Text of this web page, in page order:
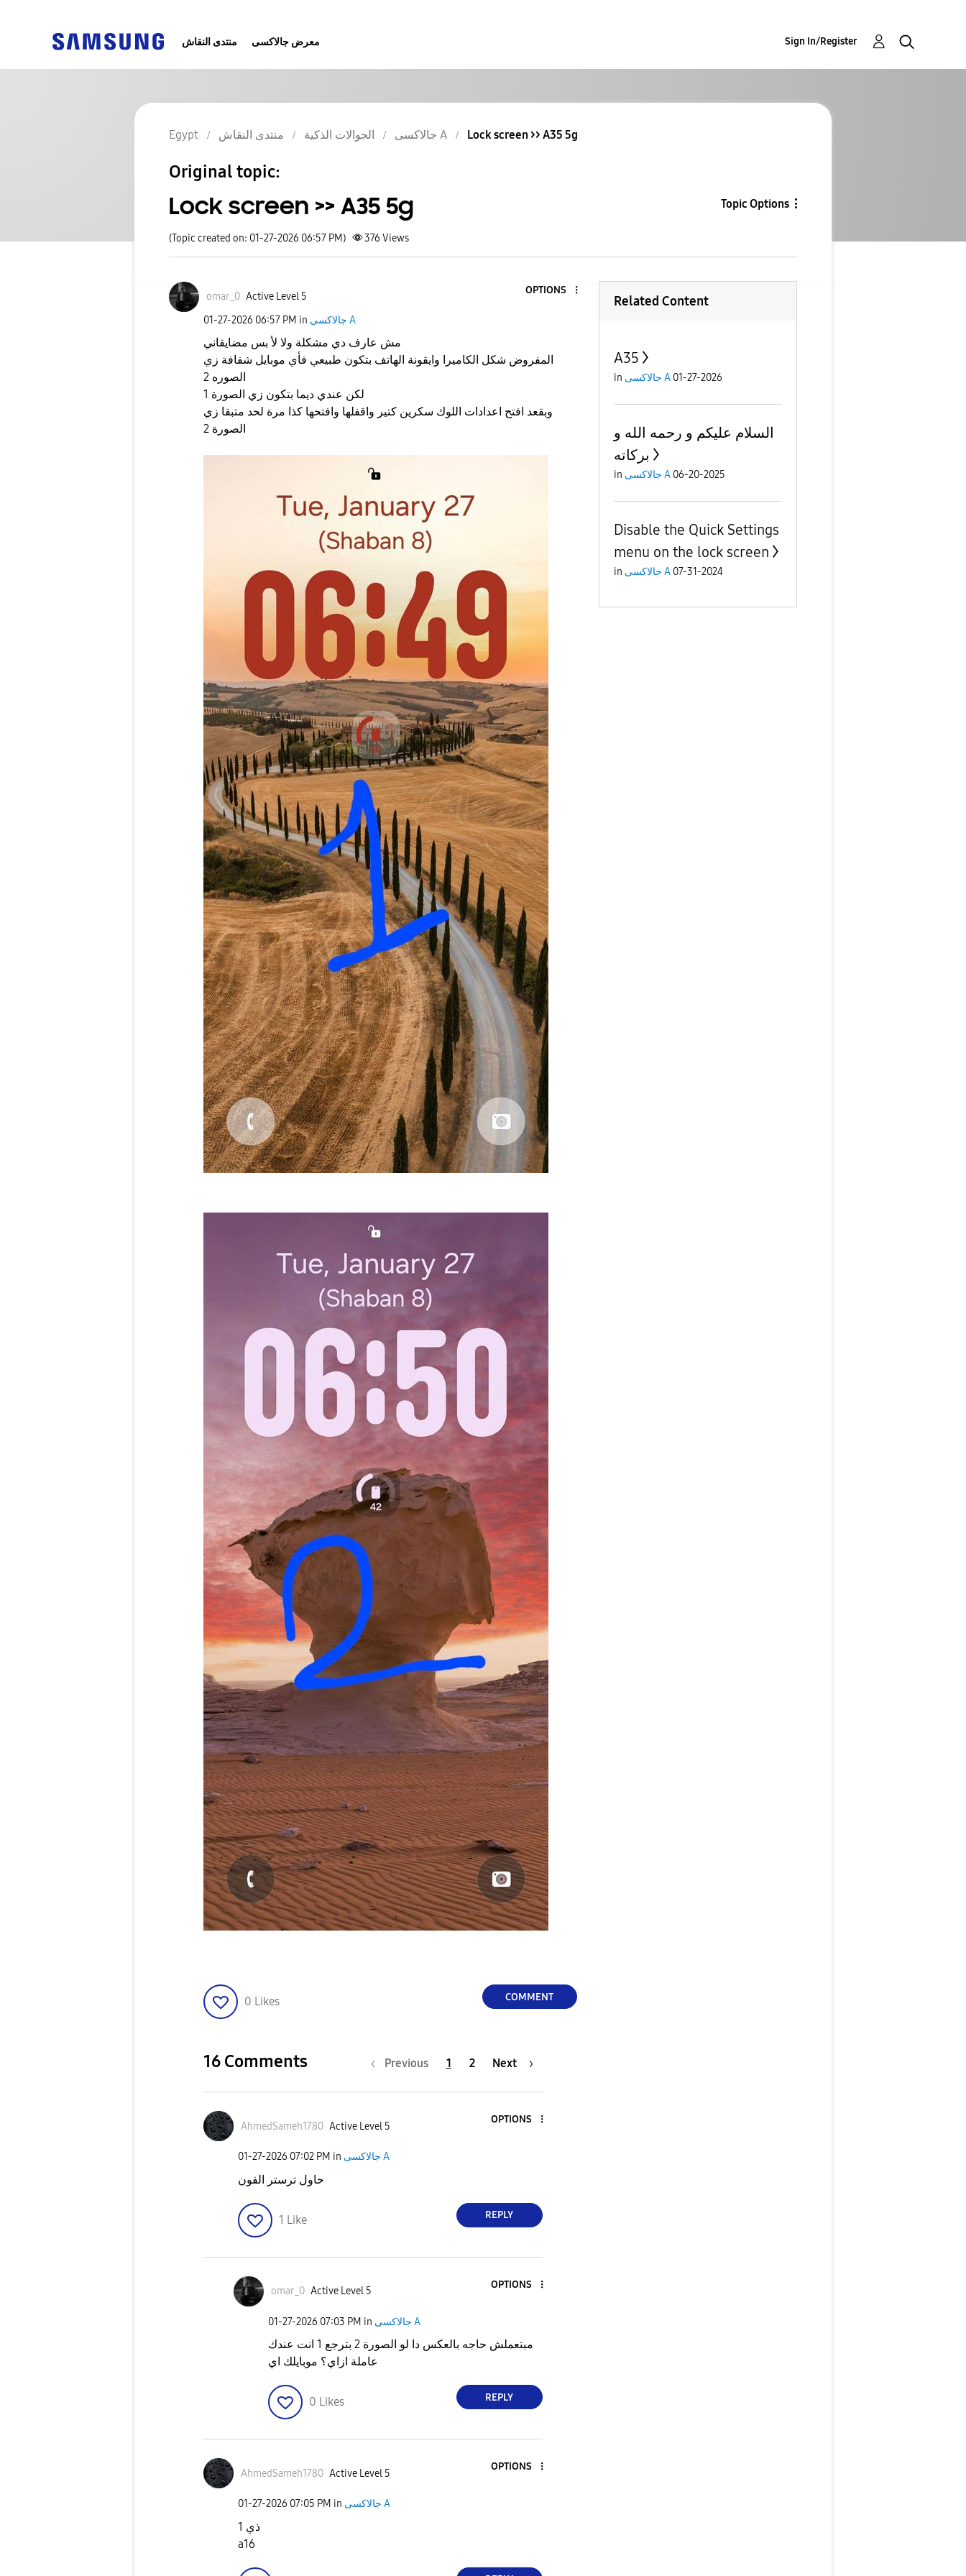
منتدى النقاش معرض جالاكسى Sign In/Register
Egypt منتدى النقاش الجوالات الذكية جالاكسى A Lock screen >> A35 5g
Original topic:
Lock screen >> A35 5g Topic Options
(Topic created on: 01-27-2026 06:57 PM) 376 Views
omar_0 Active Level 5
OPTIONS
‎01-27-2026 06:57 PM in جالاكسى A
المفروض شكل الكاميرا وايقونة الهاتف بتكون طبيعي فأي موبايل شفافة زي
وبقعد افتح اعدادات اللوك سكرين كتير واقفلها وافتحها كذا مرة لحد متبقا زي
الصورة 2
0 Likes COMMENT
16 Comments Previous 1 2 Next
AhmedSameh1780 Active Level 5
OPTIONS
‎01-27-2026 07:02 PM in جالاكسى A
حاول ترستر الفون
1 Like REPLY
omar_0 Active Level 5
OPTIONS
‎01-27-2026 07:03 PM in جالاكسى A
مبتعملش حاجه بالعكس دا لو الصورة 2 بترجع 1 انت عندك
عاملة ازاي؟ موبايلك اي
0 Likes REPLY
AhmedSameh1780 Active Level 5
OPTIONS
‎01-27-2026 07:05 PM in جالاكسى A
ذي 1
a16
Related Content
A35
in جالاكسى A 01-27-2026
السلام عليكم و رحمه الله و
بركاته
in جالاكسى A 06-20-2025
Disable the Quick Settings
menu on the lock screen
in جالاكسى A 07-31-2024